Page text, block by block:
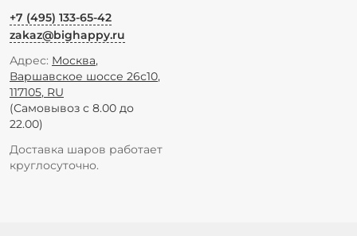
+7 (495) 133-65-42
zakaz@bighappy.ru
Адрес: Москва,
Варшавское шоссе 26с10,
117105, RU
(Самовывоз с 8.00 до
22.00)
Доставка шаров работает
круглосуточно.